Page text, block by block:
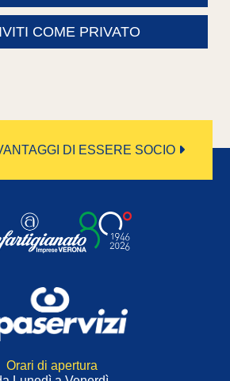
COME PRIVATO
DI ESSERE SOCIO
Orari di apertura